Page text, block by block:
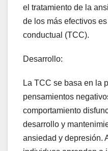
el tratamiento de la
de los más efectivos
conductual (TCC).
Desarrollo:
La TCC se basa en la
pensamientos
comportamiento
desarrollo y
ansiedad y depresión.